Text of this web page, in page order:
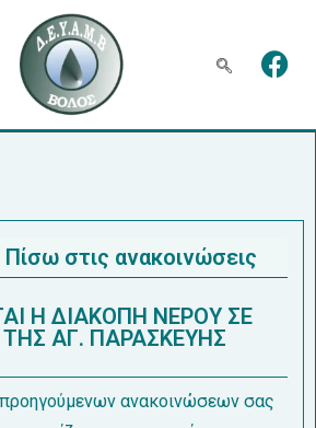
Πίσω στις ανακοινώσεις
Η ΔΙΑΚΟΠΗ ΝΕΡΟΥ ΣΕ
ΑΓ. ΠΑΡΑΣΚΕΥΗΣ
ανακοινώσεων σας